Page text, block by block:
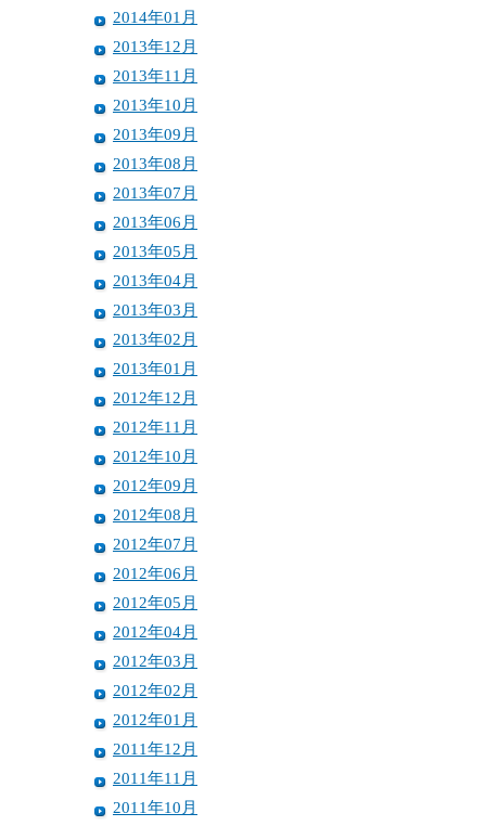
2014年01月
2013年12月
2013年11月
2013年10月
2013年09月
2013年08月
2013年07月
2013年06月
2013年05月
2013年04月
2013年03月
2013年02月
2013年01月
2012年12月
2012年11月
2012年10月
2012年09月
2012年08月
2012年07月
2012年06月
2012年05月
2012年04月
2012年03月
2012年02月
2012年01月
2011年12月
2011年11月
2011年10月